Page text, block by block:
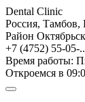
Dental Clinic
Россия, Тамбов,
Район
+7 (4752) 55-05-
Время работы:
Откроемся в